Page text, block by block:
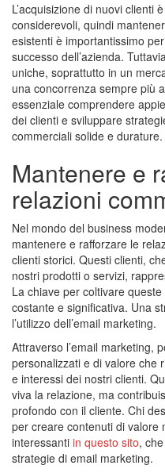
L’acquisizione di nuovi clienti
considerevoli, quindi
esistenti è importantissimo
successo dell’azienda.
uniche, soprattutto in un
una concorrenza sempre più
essenziale comprendere
dei clienti e sviluppare
commerciali solide e durature.
Mantenere e
relazioni
Nel mondo del business
mantenere e rafforzare le
clienti storici. Questi clienti,
nostri prodotti o servizi,
La chiave per coltivare
costante e significativa. Una
l’utilizzo dell’email marketing.
Attraverso l’email marketing,
personalizzati e di valore che
e interessi dei nostri clienti.
viva la relazione, ma
profondo con il cliente. Chi
per creare contenuti di valore
interessanti in questo sito,
strategie di email marketing.